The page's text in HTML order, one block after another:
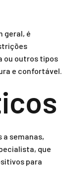
geral, é
ou outros tipos
e confortável.
a semanas,
que
para